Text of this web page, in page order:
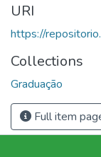
URI
https://
Collections
Graduação
Full item